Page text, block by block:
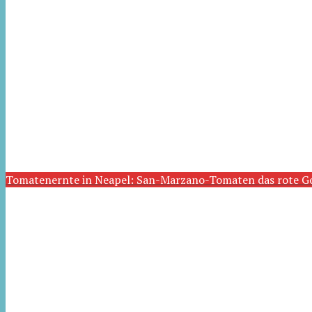
Tomatenernte in Neapel: San-Marzano-Tomaten das rote